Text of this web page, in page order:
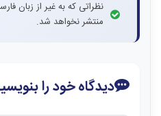
نظراتی که به غیر از زبان
منتشر نخواهد شد.
دیدگاه خود را